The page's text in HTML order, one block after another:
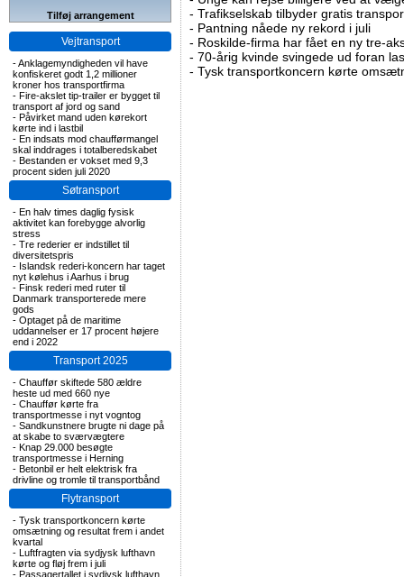
Tilføj arrangement
Vejtransport
-Anklagemyndigheden vil have
konfiskeret godt 1,2 millioner
kroner hos transportfirma
- Fire-akslet tip-trailer er bygget til
transport af jord og sand
- Påvirket mand uden kørekort
kørte ind i lastbil
- En indsats mod chaufførmangel
skal inddrages i totalberedskabet
- Bestanden er vokset med 9,3
procent siden juli 2020
Søtransport
- En halv times daglig fysisk
aktivitet kan forebygge alvorlig
stress
- Tre rederier er indstillet til
diversitetspris
- Islandsk rederi-koncern har taget
nyt kølehus i Aarhus i brug
- Finsk rederi med ruter til
Danmark transporterede mere
gods
- Optaget på de maritime
uddannelser er 17 procent højere
end i 2022
Transport 2025
- Chauffør skiftede 580 ældre
heste ud med 660 nye
- Chauffør kørte fra
transportmesse i nyt vogntog
- Sandkunstnere brugte ni dage på
at skabe to sværvægtere
- Knap 29.000 besøgte
transportmesse i Herning
- Betonbil er helt elektrisk fra
drivline og tromle til transportbånd
Flytransport
- Tysk transportkoncern kørte
omsætning og resultat frem i andet
kvartal
- Luftfragten via sydjysk lufthavn
kørte og fløj frem i juli
- Passagertallet i sydjysk lufthavn
- Trafikselskab tilbyder gratis
- Pantning nåede ny rekord i juli
- Roskilde-firma har fået en ny tre-
- 70-årig kvinde svingede ud foran
- Tysk transportkoncern kørte